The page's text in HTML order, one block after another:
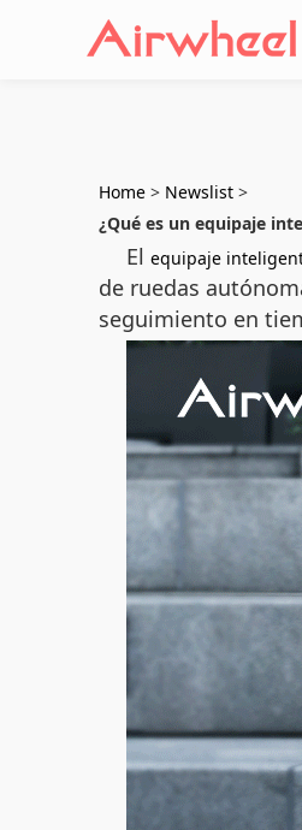
Home > Newslist >
¿Qué es un equipaje
El equipaje
de ruedas
seguimiento en